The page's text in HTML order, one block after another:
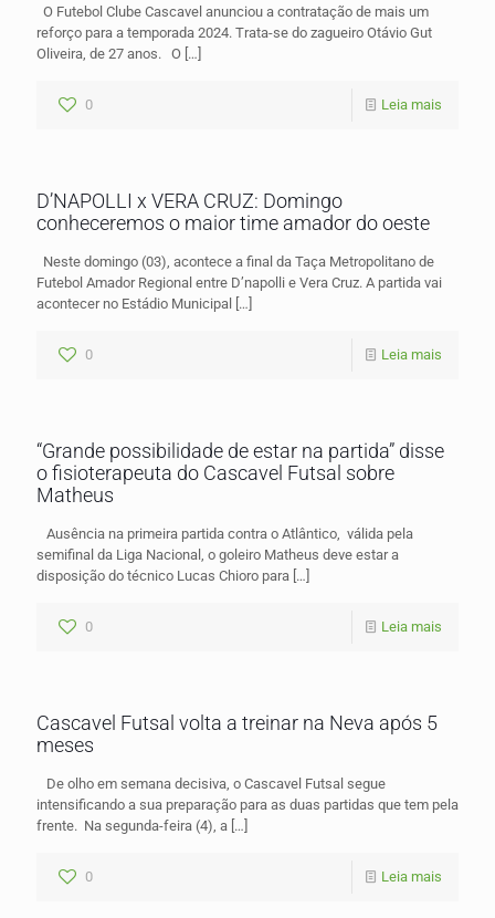
O Futebol Clube Cascavel anunciou a contratação de mais um
reforço para a temporada 2024. Trata-se do zagueiro Otávio Gut
Oliveira, de 27 anos. O […]
0 Leia mais
D’NAPOLLI x VERA CRUZ: Domingo
conheceremos o maior time amador do oeste
Neste domingo (03), acontece a final da Taça Metropolitano de
Futebol Amador Regional entre D’napolli e Vera Cruz. A partida vai
acontecer no Estádio Municipal
[…]
0 Leia mais
“Grande possibilidade de estar na partida” disse
o fisioterapeuta do Cascavel Futsal sobre
Matheus
Ausência na primeira partida contra o Atlântico, válida pela
semifinal da Liga Nacional, o goleiro Matheus deve estar a
disposição do técnico Lucas Chioro para […]
0 Leia mais
Cascavel Futsal volta a treinar na Neva após 5
meses
De olho em semana decisiva, o Cascavel Futsal segue
intensificando a sua preparação para as duas partidas que tem pela
frente. Na segunda-feira (4), a […]
0 Leia mais